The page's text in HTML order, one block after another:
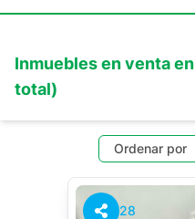
Inmuebles enventaen
total)
Ordenar por
28